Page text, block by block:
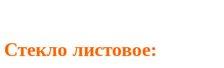
Стекло листовое: